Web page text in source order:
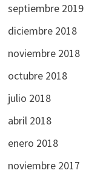
septiembre 2019
diciembre 2018
noviembre 2018
octubre 2018
julio 2018
abril 2018
enero 2018
noviembre 2017